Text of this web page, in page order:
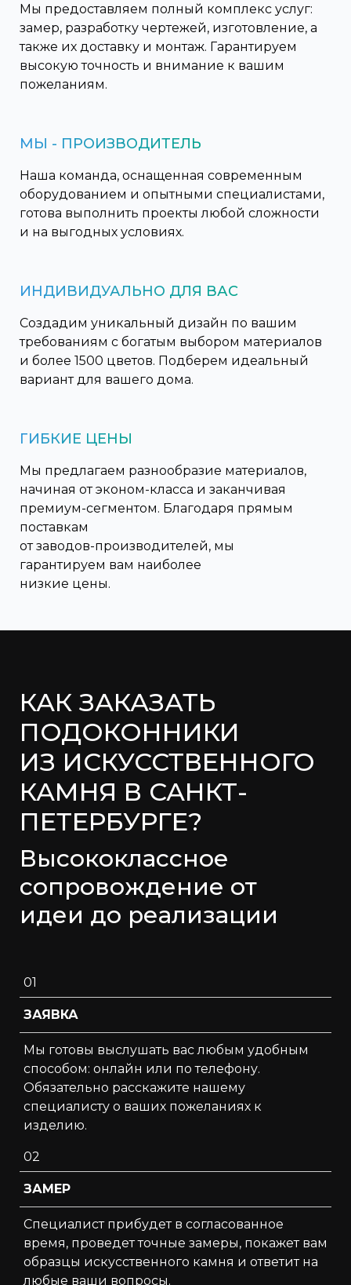
Мы предоставляем полный комплекс услуг:
замер, разработку чертежей, изготовление, а
также их доставку и монтаж. Гарантируем
высокую точность и внимание к вашим
пожеланиям.
МЫ - ПРОИЗВОДИТЕЛЬ
Наша команда, оснащенная современным
оборудованием и опытными специалистами,
готова выполнить проекты любой сложности
и на выгодных условиях.
ИНДИВИДУАЛЬНО ДЛЯ ВАС
Создадим уникальный дизайн по вашим
требованиям с богатым выбором материалов
и более 1500 цветов. Подберем идеальный
вариант для вашего дома.
ГИБКИЕ ЦЕНЫ
Мы предлагаем разнообразие материалов,
начиная от эконом-класса и заканчивая
премиум-сегментом. Благодаря прямым
поставкам
от заводов-производителей, мы
гарантируем вам наиболее
низкие цены.
КАК ЗАКАЗАТЬ
ПОДОКОННИКИ
ИЗ ИСКУССТВЕННОГО
КАМНЯ В САНКТ-
ПЕТЕРБУРГЕ?
Высококлассное
сопровождение от
идеи до реализации
01
ЗАЯВКА
Мы готовы выслушать вас любым удобным
способом: онлайн или по телефону.
Обязательно расскажите нашему
специалисту о ваших пожеланиях к
изделию.
02
ЗАМЕР
Специалист прибудет в согласованное
время, проведет точные замеры, покажет вам
образцы искусственного камня и ответит на
любые ваши вопросы.